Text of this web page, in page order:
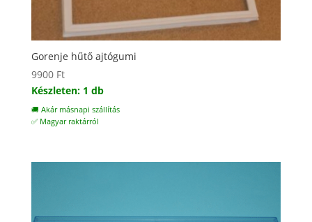
Gorenje hűtő ajtógumi
9900 Ft
Készleten: 1 db
🚚 Akár másnapi szállítás
✅ Magyar raktárról